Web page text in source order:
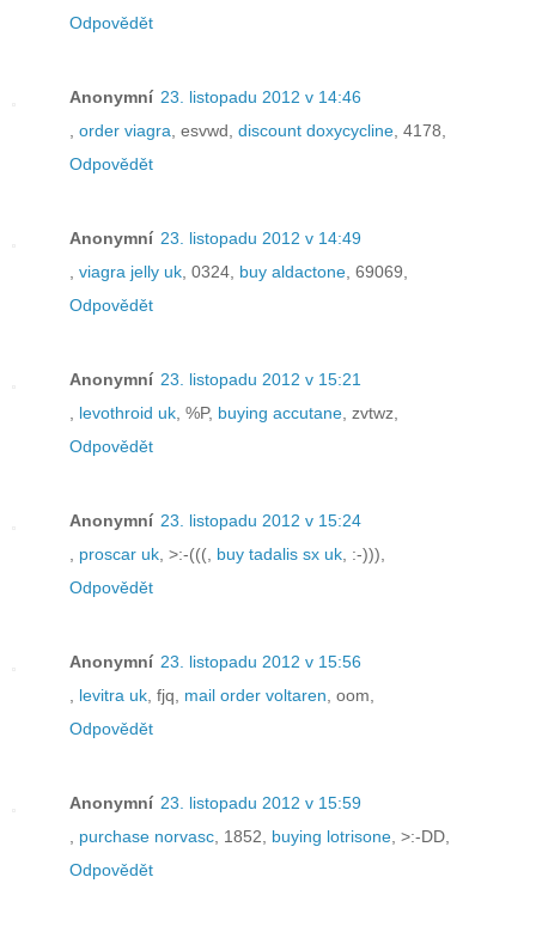
Odpovědět
Anonymní 23. listopadu 2012 v 14:46
order viagra , esvwd, discount doxycycline , 4178,
Odpovědět
Anonymní 23. listopadu 2012 v 14:49
viagra jelly uk , 0324, buy aldactone , 69069,
Odpovědět
Anonymní 23. listopadu 2012 v 15:21
levothroid uk , %P, buying accutane , zvtwz,
Odpovědět
Anonymní 23. listopadu 2012 v 15:24
proscar uk , >:-(((, buy tadalis sx uk , :-))),
Odpovědět
Anonymní 23. listopadu 2012 v 15:56
levitra uk , fjq, mail order voltaren , oom,
Odpovědět
Anonymní 23. listopadu 2012 v 15:59
purchase norvasc , 1852, buying lotrisone , >:-DD,
Odpovědět